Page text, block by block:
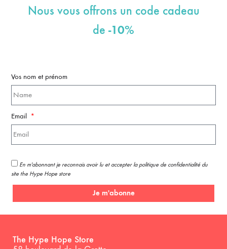
Nous vous offrons un code cadeau
de -10%
Vos nom et prénom
Email
En m'abonnant je reconnais avoir lu et accepter la politique de confidentialité du
site the Hype Hope store
Je m'abonne
The Hype Hope Store